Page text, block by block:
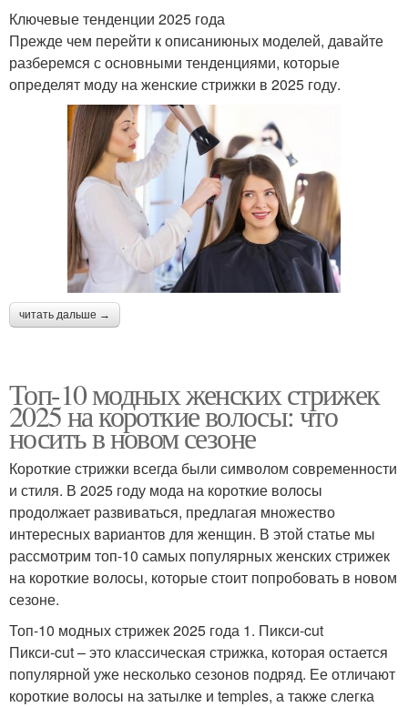
Ключевые тенденции 2025 года
Прежде чем перейти к описаниюных моделей, давайте
разберемся с основными тенденциями, которые
определят моду на женские стрижки в 2025 году.
читать дальше →
Топ-10 модных женских стрижек
2025 на короткие волосы: что
носить в новом сезоне
Короткие стрижки всегда были символом современности
и стиля. В 2025 году мода на короткие волосы
продолжает развиваться, предлагая множество
интересных вариантов для женщин. В этой статье мы
рассмотрим топ-10 самых популярных женских стрижек
на короткие волосы, которые стоит попробовать в новом
сезоне.
Топ-10 модных стрижек 2025 года 1. Пикси-cut
Пикси-cut – это классическая стрижка, которая остается
популярной уже несколько сезонов подряд. Ее отличают
короткие волосы на затылке и temples, а также слегка